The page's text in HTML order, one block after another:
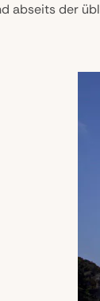
abseits der